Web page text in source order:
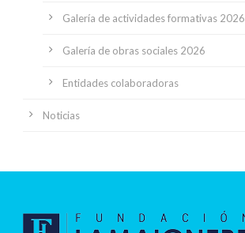
Galería de actividades formativas 2026
Galería de obras sociales 2026
Entidades colaboradoras
Noticias